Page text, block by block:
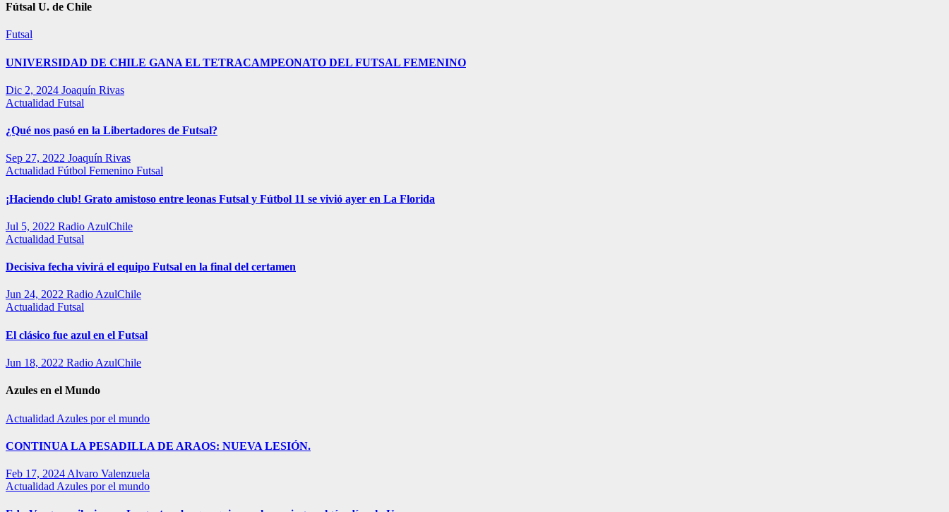
Fútsal U. de Chile
Futsal
UNIVERSIDAD DE CHILE GANA EL TETRACAMPEONATO DEL FUTSAL FEMENINO
Dic 2, 2024 Joaquín Rivas
Actualidad Futsal
¿Qué nos pasó en la Libertadores de Futsal?
Sep 27, 2022 Joaquín Rivas
Actualidad Fútbol Femenino Futsal
¡Haciendo club! Grato amistoso entre leonas Futsal y Fútbol 11 se vivió ayer en La Florida
Jul 5, 2022 Radio AzulChile
Actualidad Futsal
Decisiva fecha vivirá el equipo Futsal en la final del certamen
Jun 24, 2022 Radio AzulChile
Actualidad Futsal
El clásico fue azul en el Futsal
Jun 18, 2022 Radio AzulChile
Azules en el Mundo
Actualidad Azules por el mundo
CONTINUA LA PESADILLA DE ARAOS: NUEVA LESIÓN.
Feb 17, 2024 Alvaro Valenzuela
Actualidad Azules por el mundo